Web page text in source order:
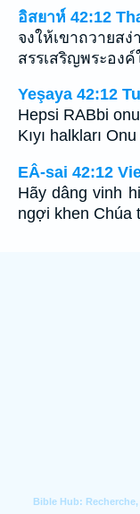
อิสยาห์ 42:12
จงให้เขาถวาย
สรรเสริญพระอง
Yeşaya 42:12
Hepsi RABbi
Kıyı halkları
EÂ-sai 42:12
Hãy dâng vinh
ngợi khen Chúa